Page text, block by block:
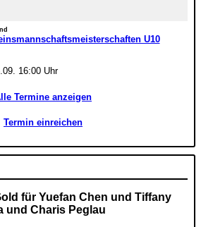
U10
16:00 Uhr
Termine anzeigen
Termin einreichen
für Yuefan Chen und Tiffany
und Charis Peglau